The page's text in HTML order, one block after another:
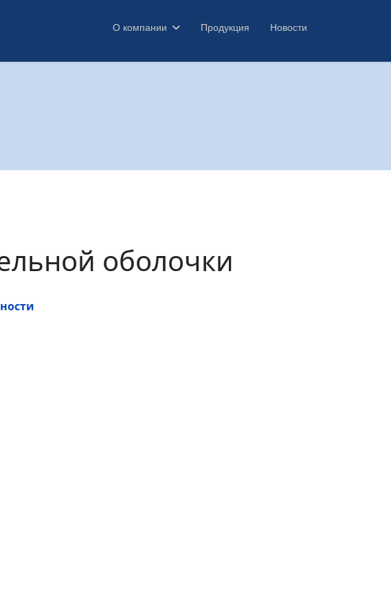
О компании Продукция Новости
оболочки